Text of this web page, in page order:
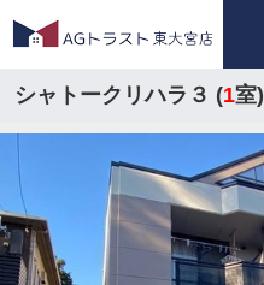
シャトークリハラ３ (1室)